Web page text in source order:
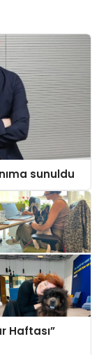
sunuldu
Haftası”